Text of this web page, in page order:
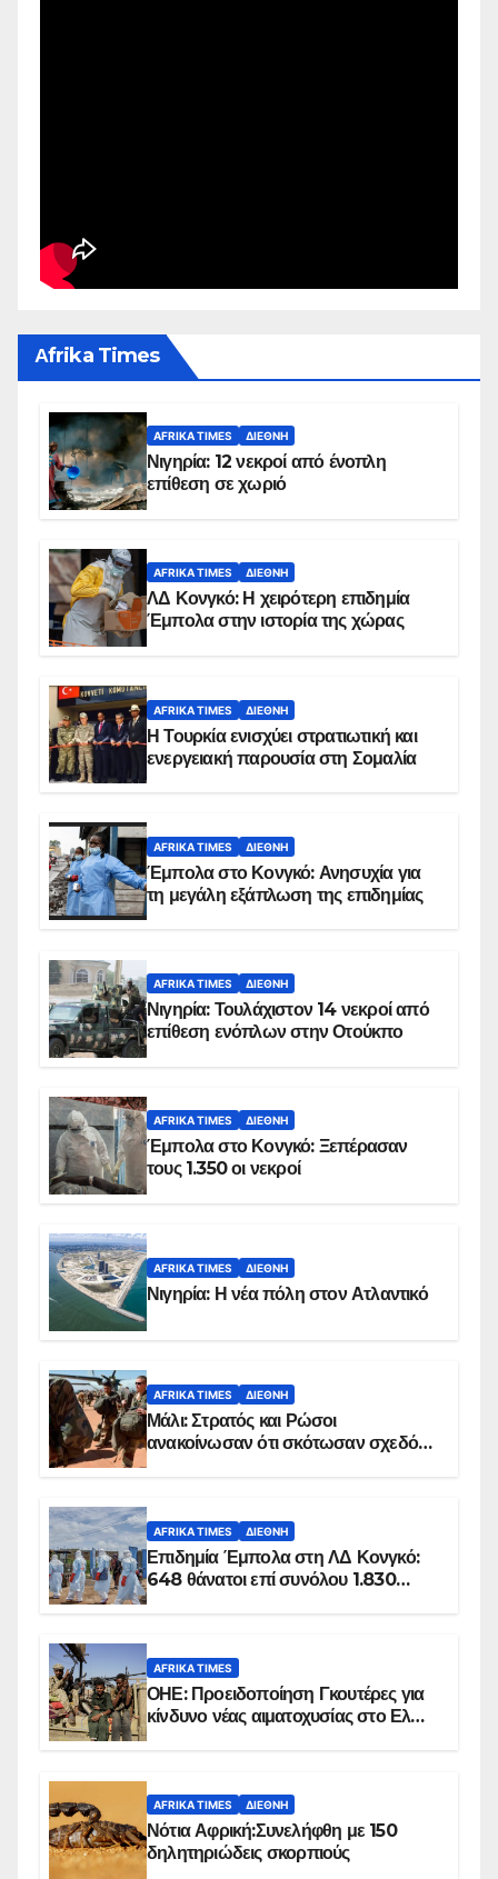
Αfrika Times
AFRIKA TIMES ΔΙΕΘΝΉ
Νιγηρία: 12 νεκροί από ένοπλη
επίθεση σε χωριό
AFRIKA TIMES ΔΙΕΘΝΉ
ΛΔ Κονγκό: Η χειρότερη επιδημία
Έμπολα στην ιστορία της χώρας
AFRIKA TIMES ΔΙΕΘΝΉ
Η Τουρκία ενισχύει στρατιωτική και
ενεργειακή παρουσία στη Σομαλία
AFRIKA TIMES ΔΙΕΘΝΉ
Έμπολα στο Κονγκό: Ανησυχία για
τη μεγάλη εξάπλωση της επιδημίας
AFRIKA TIMES ΔΙΕΘΝΉ
Νιγηρία: Τουλάχιστον 14 νεκροί από
επίθεση ενόπλων στην Οτούκπο
AFRIKA TIMES ΔΙΕΘΝΉ
Έμπολα στο Κονγκό: Ξεπέρασαν
τους 1.350 οι νεκροί
AFRIKA TIMES ΔΙΕΘΝΉ
Νιγηρία: Η νέα πόλη στον Ατλαντικό
AFRIKA TIMES ΔΙΕΘΝΉ
Μάλι: Στρατός και Ρώσοι
ανακοίνωσαν ότι σκότωσαν σχεδόν
AFRIKA TIMES ΔΙΕΘΝΉ
Επιδημία Έμπολα στη ΛΔ Κονγκό:
648 θάνατοι επί συνόλου 1.830
AFRIKA TIMES
ΟΗΕ: Προειδοποίηση Γκουτέρες για
κίνδυνο νέας αιματοχυσίας στο Ελ
AFRIKA TIMES ΔΙΕΘΝΉ
Νότια Αφρική:Συνελήφθη με 150
δηλητηριώδεις σκορπιούς